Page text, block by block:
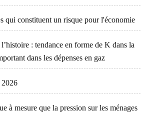
qui constituent un risque pour l'économie
: tendance en forme de K dans la
dans les dépenses en gaz
2026
à mesure que la pression sur les ménages